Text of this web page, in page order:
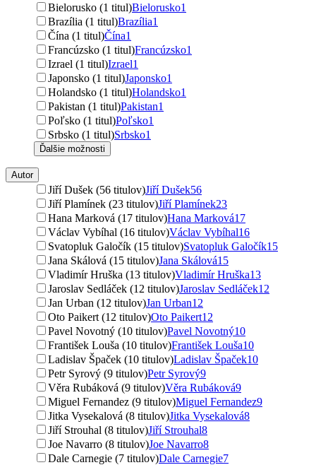
Bielorusko (1 titul)Bielorusko1
Brazília (1 titul)Brazília1
Čína (1 titul)Čína1
Francúzsko (1 titul)Francúzsko1
Izrael (1 titul)Izrael1
Japonsko (1 titul)Japonsko1
Holandsko (1 titul)Holandsko1
Pakistan (1 titul)Pakistan1
Poľsko (1 titul)Poľsko1
Srbsko (1 titul)Srbsko1
Ďalšie možnosti
Autor
Jiří Dušek (56 titulov)Jiří Dušek56
Jiří Plamínek (23 titulov)Jiří Plamínek23
Hana Marková (17 titulov)Hana Marková17
Václav Vybíhal (16 titulov)Václav Vybíhal16
Svatopluk Galočík (15 titulov)Svatopluk Galočík15
Jana Skálová (15 titulov)Jana Skálová15
Vladimír Hruška (13 titulov)Vladimír Hruška13
Jaroslav Sedláček (12 titulov)Jaroslav Sedláček12
Jan Urban (12 titulov)Jan Urban12
Oto Paikert (12 titulov)Oto Paikert12
Pavel Novotný (10 titulov)Pavel Novotný10
František Louša (10 titulov)František Louša10
Ladislav Špaček (10 titulov)Ladislav Špaček10
Petr Syrový (9 titulov)Petr Syrový9
Věra Rubáková (9 titulov)Věra Rubáková9
Miguel Fernandez (9 titulov)Miguel Fernandez9
Jitka Vysekalová (8 titulov)Jitka Vysekalová8
Jiří Strouhal (8 titulov)Jiří Strouhal8
Joe Navarro (8 titulov)Joe Navarro8
Dale Carnegie (7 titulov)Dale Carnegie7